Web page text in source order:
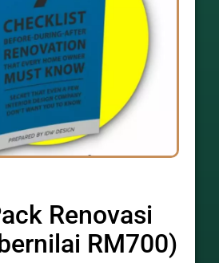
Renovasi
RM700)